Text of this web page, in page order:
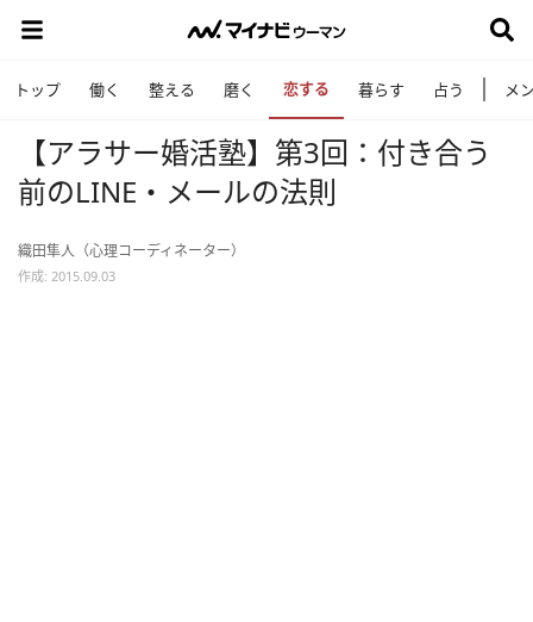
トップ 働く 整える 磨く 恋する 暮らす 占う メ
【アラサー婚活塾】第3回：付き合う
前のLINE・メールの法則
織田隼人（心理コーディネーター）
作成: 2015.09.03